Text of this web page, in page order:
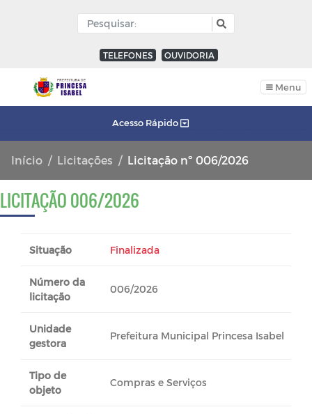
TELEFONES OUVIDORIA
Menu
Acesso Rápido
Início Licitações Licitação nº 006/2026
LICITAÇÃO 006/2026
Situação Finalizada
Número da
licitação
006/2026
Unidade
gestora
Prefeitura Municipal Princesa Isabel
Tipo de
objeto
Compras e Serviços